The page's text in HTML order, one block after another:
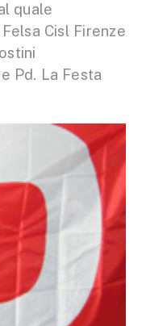
quale
Cisl Firenze
Pd. La Festa